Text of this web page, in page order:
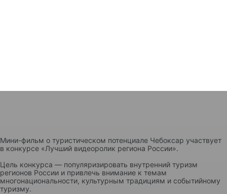
Мини-фильм о туристическом потенциале Чебоксар участвует
в конкурсе «Лучший видеоролик региона России».
Цель конкурса — популяризировать внутренний туризм
регионов России и привлечь внимание к темам
многонациональности, культурным традициям и событийному
туризму.